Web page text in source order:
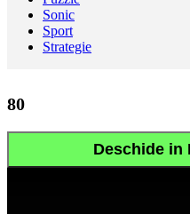
Sonic
Sport
Strategie
80
Deschide in